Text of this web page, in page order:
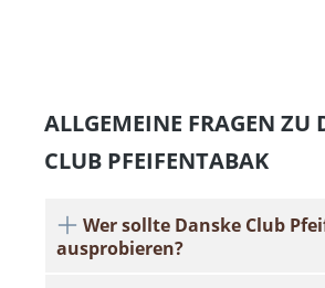
ALLGEMEINE FRAGEN ZU
CLUB PFEIFENTABAK
Wer sollte Danske Club
ausprobieren?